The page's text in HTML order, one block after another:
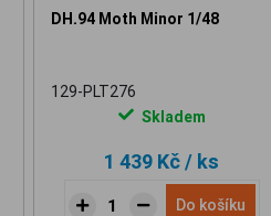
DH.94 Moth Minor 1/48
129-PLT276
Skladem
1 439 Kč/ ks
Do košíku